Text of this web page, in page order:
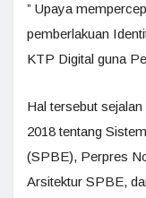
” Upaya
pemberlakuan
KTP Digital guna
Hal tersebut
2018 tentang
(SPBE), Perpres
Arsitektur SPBE,